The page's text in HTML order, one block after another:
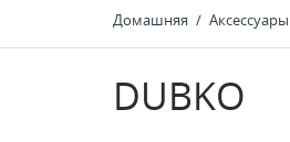
Домашняя
DUBKO